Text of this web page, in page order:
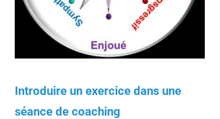
Introduire un exercice dans une
séance de coaching